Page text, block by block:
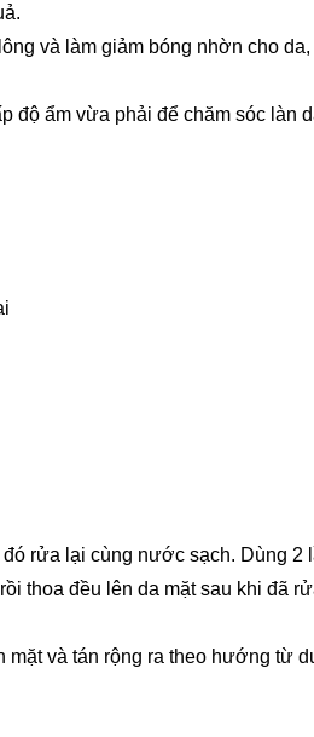
và làm giảm bóng nhờn cho
độ ẩm vừa phải để chăm sóc làn
rửa lại cùng nước sạch. Dùng 2
thoa đều lên da mặt sau khi đã
mặt và tán rộng ra theo hướng từ